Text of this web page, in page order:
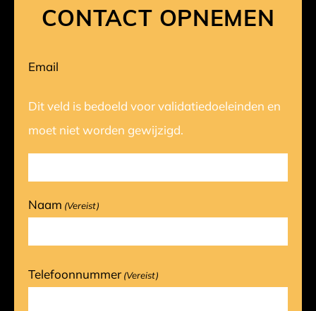
CONTACT OPNEMEN
Email
Dit veld is bedoeld voor validatiedoeleinden en
moet niet worden gewijzigd.
Naam (Vereist)
Telefoonnummer (Vereist)